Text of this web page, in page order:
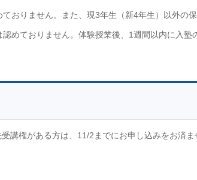
おりません。また、現3年生（新4年生）以外の
めておりません。体験授業後、1週間以内に入塾
講権がある方は、11/2までにお申し込みをお済ま